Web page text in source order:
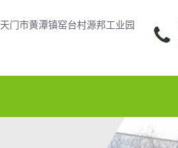
天门市黄潭镇窑台村源邦工业园